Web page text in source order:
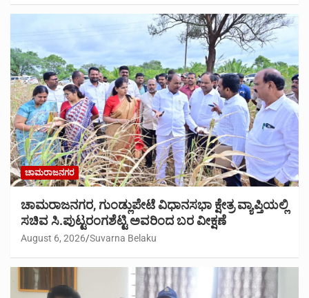
ಚಾಮರಾಜನಗರ
ಚಾಮರಾಜನಗರ, ಗುಂಡ್ಲುಪೇಟೆ ವಿಧಾನಸಭಾ ಕ್ಷೇತ್ರ ವ್ಯಾಪ್ತಿಯಲ್ಲಿ
ಸಚಿವ ಸಿ.ಪುಟ್ಟರಂಗಶೆಟ್ಟಿ ಅವರಿಂದ ಬರ ವೀಕ್ಷಣೆ
August 6, 2026 Suvarna Belaku